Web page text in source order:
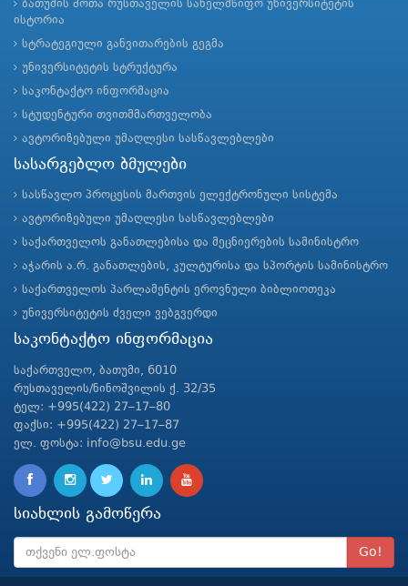
ბათუმის შოთა რუსთაველის სახელმწიფო უნივერსიტეტის
ისტორია
სტრატეგიული განვითარების გეგმა
უნივერსიტეტის სტრუქტურა
საკონტაქტო ინფორმაცია
სტუდენტური თვითმმართველობა
ავტორიზებული უმაღლესი სასწავლებლები
სასარგებლო ბმულები
სასწავლო პროცესის მართვის ელექტრონული სისტემა
ავტორიზებული უმაღლესი სასწავლებლები
საქართველოს განათლებისა და მეცნიერების სამინისტრო
აჭარის ა.რ. განათლების, კულტურისა და სპორტის სამინისტრო
საქართველოს პარლამენტის ეროვნული ბიბლიოთეკა
უნივერსიტეტის ძველი ვებგვერდი
საკონტაქტო ინფორმაცია
საქართველო, ბათუმი, 6010
რუსთაველის/ნინოშვილის ქ. 32/35
ტელ: +995(422) 27–17–80
ფაქსი: +995(422) 27–17–87
ელ. ფოსტა: info@bsu.edu.ge
სიახლის გამოწერა
Go!